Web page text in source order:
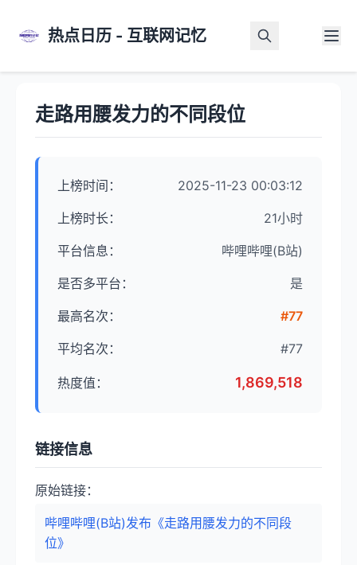
热点日历 - 互联网记忆
走路用腰发力的不同段位
上榜时间： 2025-11-23 00:03:12
上榜时长： 21小时
平台信息： 哔哩哔哩(B站)
是否多平台： 是
最高名次： #77
平均名次： #77
热度值： 1,869,518
链接信息
原始链接：
哔哩哔哩(B站)发布《走路用腰发力的不同段
位》